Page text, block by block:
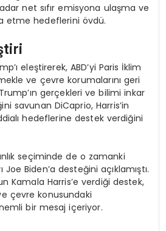
net sıfır emisyona ulaşma ve
etme hedeflerini övdü.
eleştirerek, ABD’yi Paris İklim
ve çevre korumalarını geri
gerçekleri ve bilimi inkar
savunan DiCaprio, Harris’in
hedeflerine destek verdiğini
seçiminde de o zamanki
Biden’a desteğini açıklamıştı.
Kamala Harris’e verdiği destek,
çevre konusundaki
bir mesaj içeriyor.